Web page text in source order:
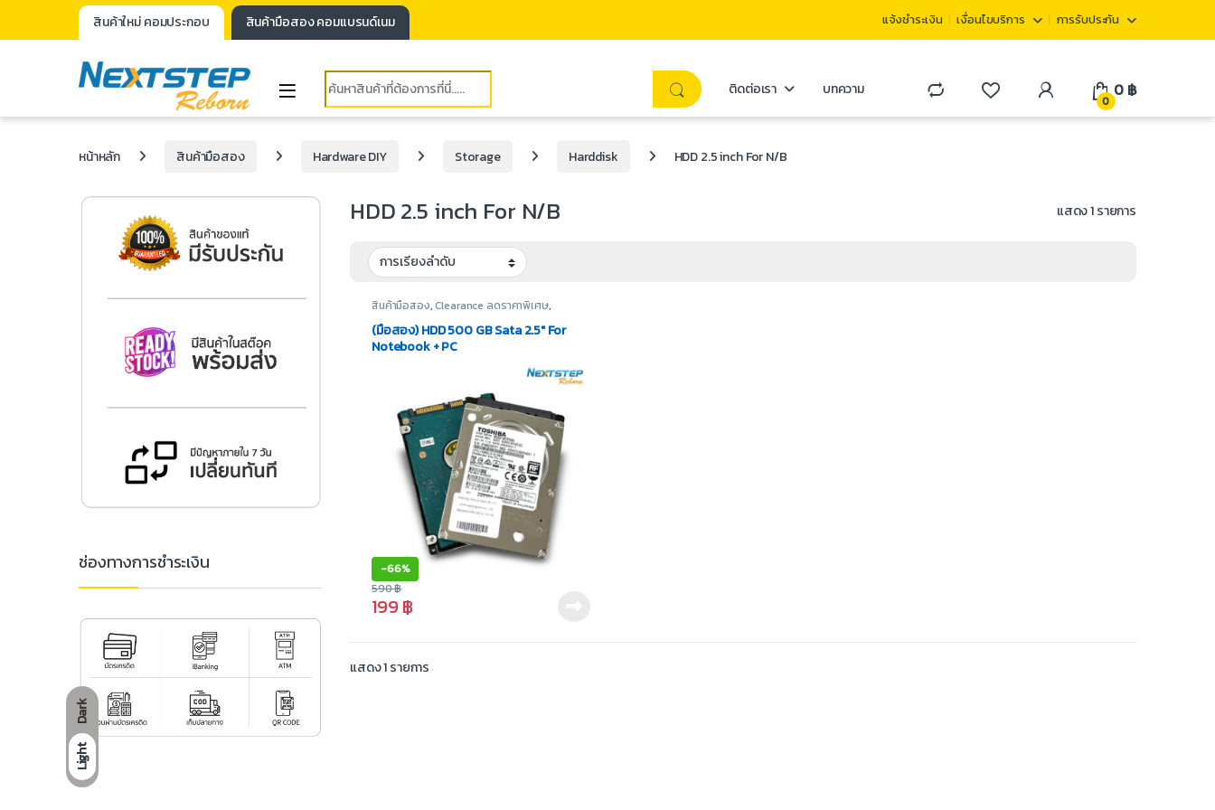
Dark
Light
สินค้าใหม่ คอมประกอบ สินค้ามือสอง คอมแบรนด์เนม แจ้งชำระเงิน เงื่อนไขบริการ การรับประกัน
ติดต่อเรา บทความ
0
0 ฿
หน้าหลัก สินค้ามือสอง Hardware DIY Storage Harddisk HDD 2.5 inch For N/B
HDD 2.5 inch For N/B แสดง 1 รายการ
สินค้ามือสอง,Clearance ลดราคาพิเศษ,
(มือสอง) HDD 500 GB Sata 2.5″ For
Notebook + PC
-66%
199 ฿
590฿
แสดง 1 รายการ
ช่องทางการชำระเงิน